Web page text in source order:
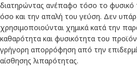
διατηρώντας ανέπαφο τόσο το φυσικό
όσο και την απαλή του γεύση. Δεν
χρησιμοποιούνται χημικά κατά την
καθαρότητα και φυσικότητα του
γρήγορη απορρόφηση από την
αίσθησης λιπαρότητας.